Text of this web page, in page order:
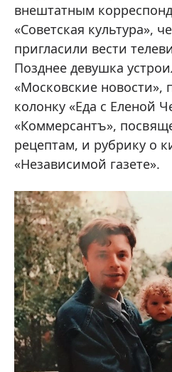
внештатным
«Советская культура»,
пригласили вести
Позднее девушка
«Московские новости»,
колонку «Еда с Еленой
«Коммерсантъ»,
рецептам, и рубрику о
«Независимой газете».